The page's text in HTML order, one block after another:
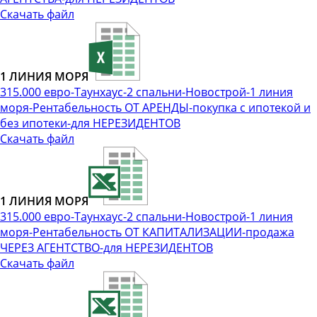
Скачать файл
1 ЛИНИЯ МОРЯ
315.000 евро-Таунхаус-2 спальни-Новострой-1 линия
моря-Рентабельность ОТ АРЕНДЫ-покупка с ипотекой и
без ипотеки-для НЕРЕЗИДЕНТОВ
Скачать файл
1 ЛИНИЯ МОРЯ
315.000 евро-Таунхаус-2 спальни-Новострой-1 линия
моря-Рентабельность ОТ КАПИТАЛИЗАЦИИ-продажа
ЧЕРЕЗ АГЕНТСТВО-для НЕРЕЗИДЕНТОВ
Скачать файл